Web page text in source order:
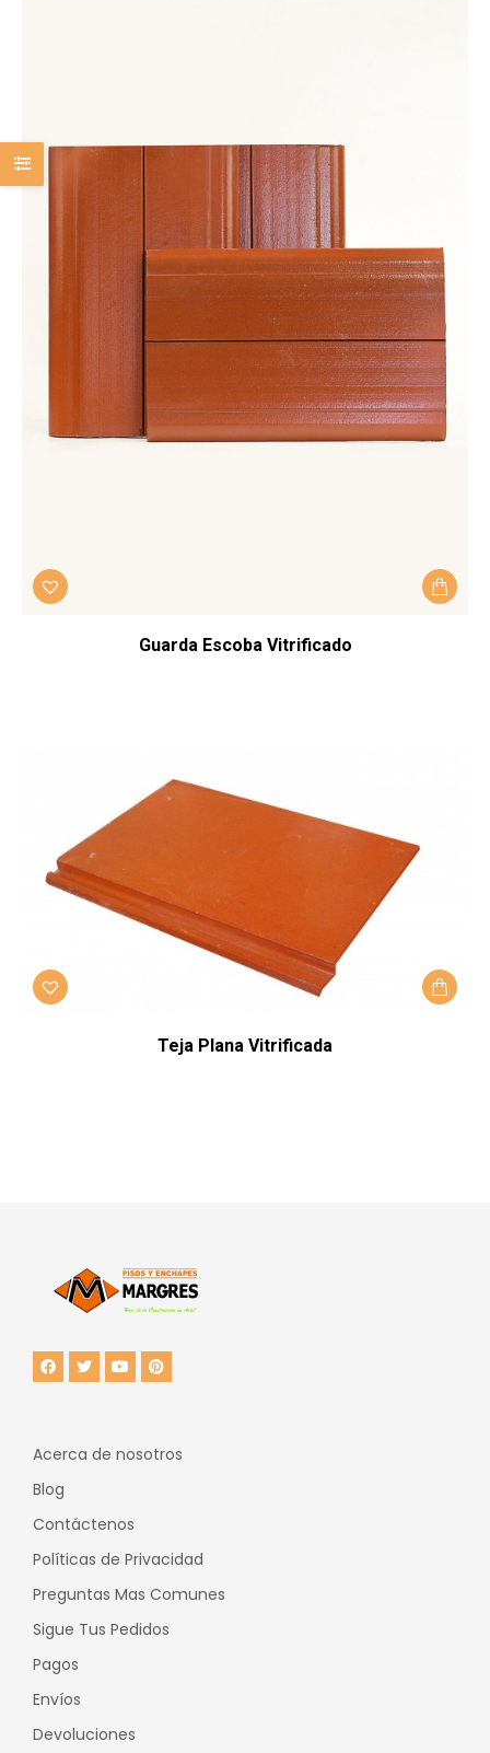
Guarda Escoba Vitrificado
Teja Plana Vitrificada
Acerca de nosotros
Blog
Contáctenos
Políticas de Privacidad
Preguntas Mas Comunes
Sigue Tus Pedidos
Pagos
Envíos
Devoluciones